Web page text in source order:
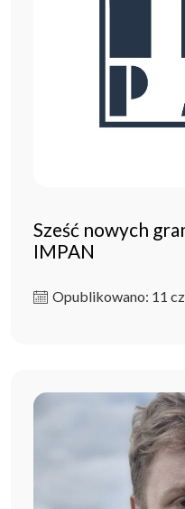
Sześć nowych
IMPAN
Opublikowano: 11